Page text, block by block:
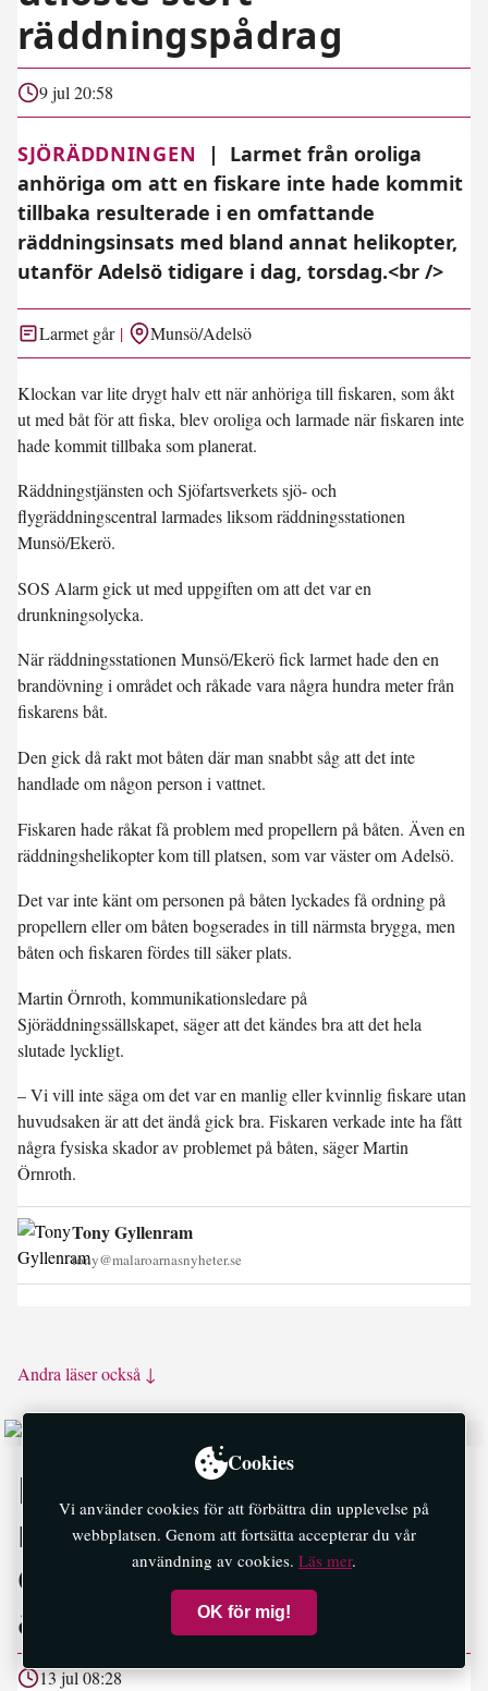
räddningspådrag
9 jul 20:58
SJÖRÄDDNINGEN |
Larmet från oroliga
anhöriga om att en fiskare inte hade kommit
tillbaka resulterade i en omfattande
räddningsinsats med bland annat helikopter,
utanför Adelsö tidigare i dag, torsdag.<br />
Larmet går Munsö/Adelsö
Klockan var lite drygt halv ett när anhöriga till fiskaren, som åkt
ut med båt för att fiska, blev oroliga och larmade när fiskaren inte
hade kommit tillbaka som planerat.
Räddningstjänsten och Sjöfartsverkets sjö- och
flygräddningscentral larmades liksom räddningsstationen
Munsö/Ekerö.
SOS Alarm gick ut med uppgiften om att det var en
drunkningsolycka.
När räddningsstationen Munsö/Ekerö fick larmet hade den en
brandövning i området och råkade vara några hundra meter från
fiskarens båt.
Den gick då rakt mot båten där man snabbt såg att det inte
handlade om någon person i vattnet.
Fiskaren hade råkat få problem med propellern på båten. Även en
räddningshelikopter kom till platsen, som var väster om Adelsö.
Det var inte känt om personen på båten lyckades få ordning på
propellern eller om båten bogserades in till närmsta brygga, men
båten och fiskaren fördes till säker plats.
Martin Örnroth, kommunikationsledare på
Sjöräddningssällskapet, säger att det kändes bra att det hela
slutade lyckligt.
– Vi vill inte säga om det var en manlig eller kvinnlig fiskare utan
huvudsaken är att det ändå gick bra. Fiskaren verkade inte ha fått
några fysiska skador av problemet på båten, säger Martin
Örnroth.
Tony Gyllenram
tony@malaroarnasnyheter.se
Andra läser också ↓
Elföretag i Ekerö saknar
rutiner för arbetsmiljö
och säker användning
av lyftanordningar
13 jul 08:28
Cookies
Vi använder cookies för att förbättra din upplevelse på
webbplatsen. Genom att fortsätta accepterar du vår
användning av cookies. Läs mer.
OK för mig!